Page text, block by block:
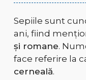
Sepiile sunt
ani, fiind
și romane.
face referire la
cerneală.